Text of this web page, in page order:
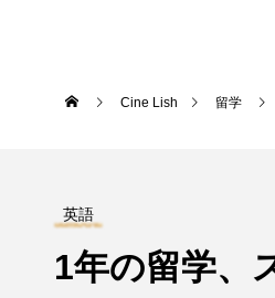
Cine Lish 留学
英語
1年の留学、